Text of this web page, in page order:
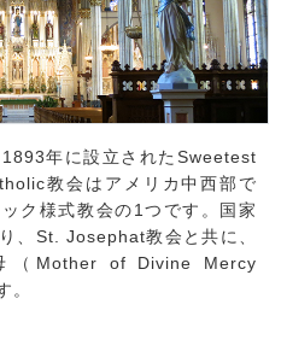
年に設立されたSweetest
教会はアメリカ中西部で
ク様式教会の1つです。国家
、St. Josephat教会と共に、
Mother of Divine Mercy
。